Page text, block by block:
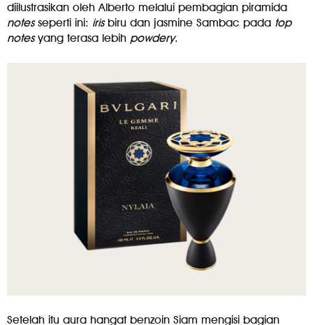
diilustrasikan oleh Alberto melalui pembagian piramida
notesseperti ini: irisbiru dan jasmine Sambac pada top
notesyang terasa lebih powdery.
Setelah itu aura hangat benzoin Siam mengisi bagian